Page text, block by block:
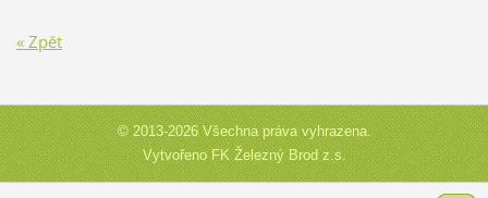
« Zpět
© 2013-2026 Všechna práva vyhrazena.
Vytvořeno FK Železný Brod z.s.